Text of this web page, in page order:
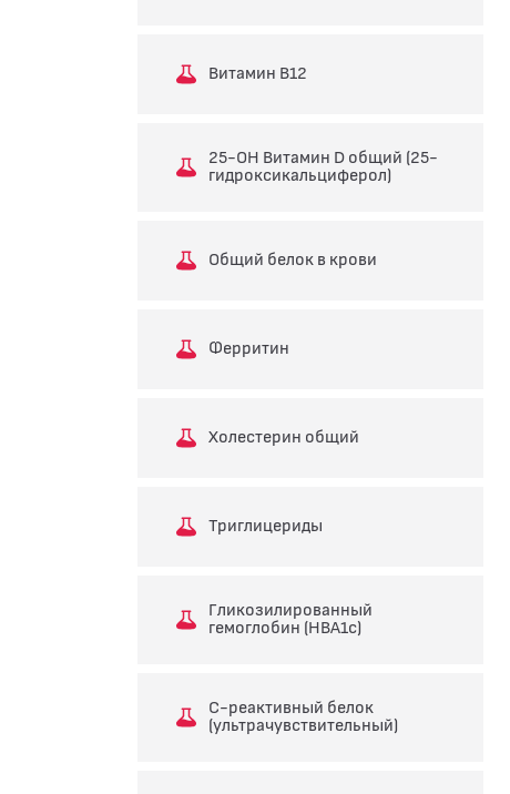
Витамин В12
25-ОН Витамин D общий (25-
гидроксикальциферол)
Общий белок в крови
Ферритин
Холестерин общий
Триглицериды
Гликозилированный
гемоглобин (HBA1c)
С-реактивный белок
(ультрачувствительный)